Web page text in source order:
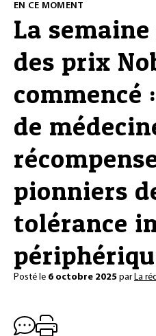
EN CE MOMENT
La
des prix
commencé
de
pionniers
tolérance
Posté le 6 octobre 2025 parLa